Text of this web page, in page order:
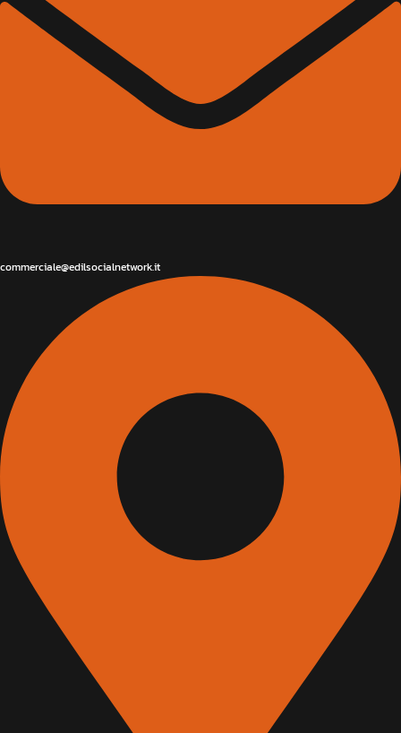
commerciale@edilsocialnetwork.it